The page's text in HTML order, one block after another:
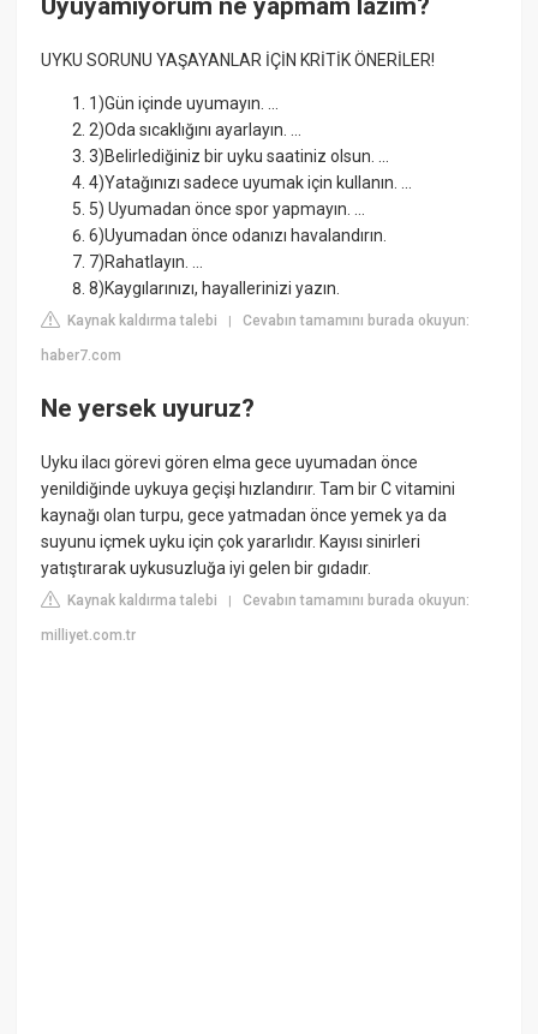
UYKU SORUNU YAŞAYANLAR İÇİN KRİTİK ÖNERİLER!
1)Gün içinde uyumayın. ...
2)Oda sıcaklığını ayarlayın. ...
3)Belirlediğiniz bir uyku saatiniz olsun. ...
4)Yatağınızı sadece uyumak için kullanın. ...
5) Uyumadan önce spor yapmayın. ...
6)Uyumadan önce odanızı havalandırın.
7)Rahatlayın. ...
8)Kaygılarınızı, hayallerinizi yazın.
Kaynak kaldırma talebi |Cevabın tamamını burada okuyun:
haber7.com
Ne yersek uyuruz?
Uyku ilacı görevi gören elma gece uyumadan önce
yenildiğinde uykuya geçişi hızlandırır. Tam bir C vitamini
kaynağı olan turpu, gece yatmadan önce yemek ya da
suyunu içmek uyku için çok yararlıdır. Kayısı sinirleri
yatıştırarak uykusuzluğa iyi gelen bir gıdadır.
Kaynak kaldırma talebi |Cevabın tamamını burada okuyun:
milliyet.com.tr